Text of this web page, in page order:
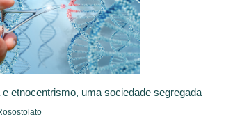
e etnocentrismo, uma sociedade segregada